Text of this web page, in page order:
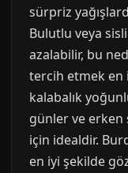
sürpriz
Bulutlu veya
azalabilir, bu
tercih etmek en
kalabalık
günler ve erken
için idealdir.
en iyi şekilde